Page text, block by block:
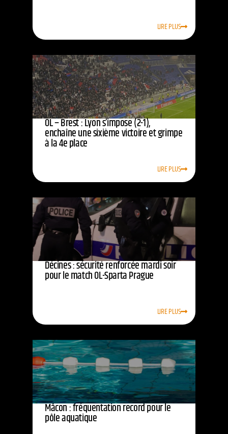
LIRE PLUS
OL – Brest : Lyon s’impose (2-1),
enchaîne une sixième victoire et grimpe
à la 4e place
LIRE PLUS
Décines : sécurité renforcée mardi soir
pour le match OL-Sparta Prague
LIRE PLUS
Mâcon : fréquentation record pour le
pôle aquatique